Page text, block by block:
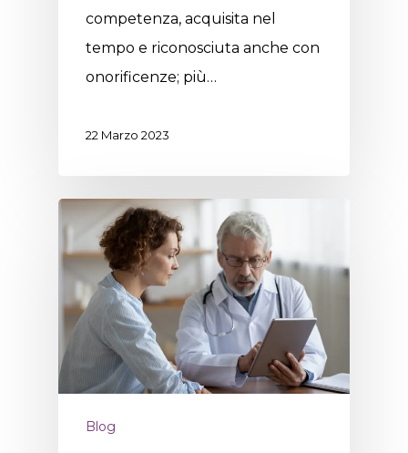
competenza, acquisita nel
tempo e riconosciuta anche con
onorificenze; più…
22 Marzo 2023
Blog